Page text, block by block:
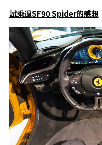
試乘過SF90 Spider的感想